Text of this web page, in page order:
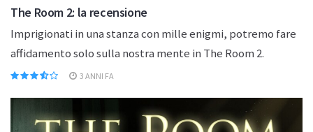
The Room 2: la recensione
Imprigionati in una stanza con mille enigmi, potremo fare
affidamento solo sulla nostra mente in The Room 2.
3 ANNI FA